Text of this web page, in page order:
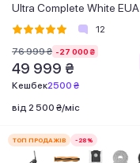
Ultra Complete White EUA
12
76 999 ₴ -27 000 ₴
49 999 ₴
Кешбек2500 ₴
від 2 500 ₴/міс
ТОП ПРОДАЖІВ -28%